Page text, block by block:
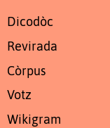
Dicodòc
Revirada
Còrpus
Votz
Wikigram